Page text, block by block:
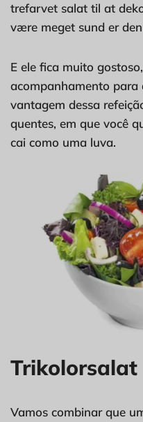
trefarvet salat til at
være meget sund er
E ele fica muito
acompanhamento para
vantagem dessa
quentes, em que você
cai como uma luva.
Trikolorsalat
Vamos combinar que